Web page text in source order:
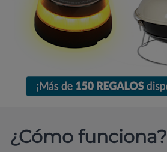
¿Cómo funciona?